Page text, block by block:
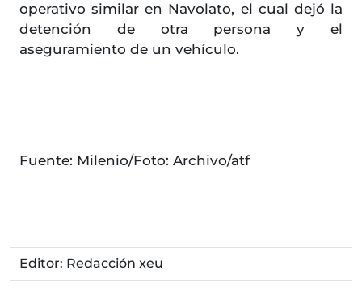
operativo similar en Navolato, el cual dejó la
detención de otra persona y el
aseguramiento de un vehículo.
Fuente: Milenio/Foto: Archivo/atf
Editor: Redacción xeu